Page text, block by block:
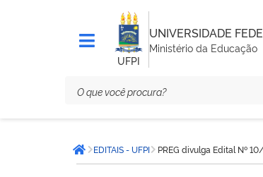
UFPI
UNIVERSIDADE
Ministério da Educação
está
aqui:Página inicial
EDITAIS - UFPI PREG divulga Edital Nº